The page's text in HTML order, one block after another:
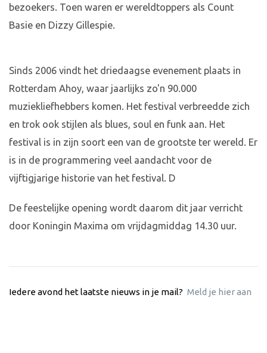
bezoekers. Toen waren er wereldtoppers als Count
Basie en Dizzy Gillespie.
Sinds 2006 vindt het driedaagse evenement plaats in
Rotterdam Ahoy, waar jaarlijks zo'n 90.000
muziekliefhebbers komen. Het festival verbreedde zich
en trok ook stijlen als blues, soul en funk aan. Het
festival is in zijn soort een van de grootste ter wereld. Er
is in de programmering veel aandacht voor de
vijftigjarige historie van het festival. D
De feestelijke opening wordt daarom dit jaar verricht
door Koningin Maxima om vrijdagmiddag 14.30 uur.
Iedere avond het laatste nieuws in je mail? Meld je hier aan